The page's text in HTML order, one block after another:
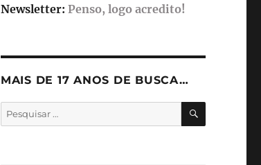
Newsletter: Penso, logo acredito!
MAIS DE 17 ANOS DE BUSCA…
Pesquisar
por: